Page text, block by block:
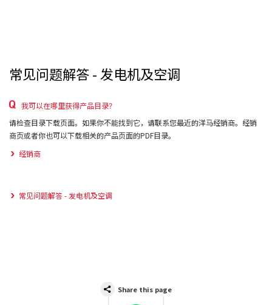
常见问题解答 - 发电机及空调
我可以在哪里获得产品目录？
请检查目录下载页面。如果你不能找到它，请联系您最近的洋马经销商。经销
商页或者你也可以下载相关的产品页面的PDF目录。
经销商
常见问题解答 - 发电机及空调
Share this page